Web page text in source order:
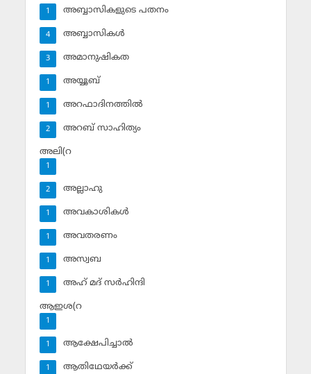
അബ്ബാസികളുടെ പതനം
1
അബ്ബാസികള്‍
4
അമാനുഷികത
3
അയ്യൂബ്‌
1
അറഫാദിനത്തില്‍
1
അറബ് സാഹിത്യം
2
അലി(റ
1
അല്ലാഹു
2
അവകാശികള്‍
1
അവതരണം
1
അസ്വബ
1
അഹ് മദ് സര്‍ഹിന്ദി
1
ആഇശ(റ
1
ആക്ഷേപിച്ചാല്‍
1
ആതിഥേയര്‍ക്ക്
1